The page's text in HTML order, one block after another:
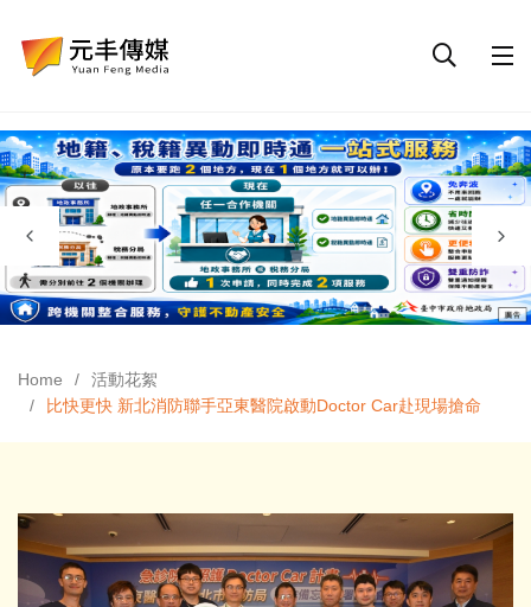
Home
活動花絮
比快更快 新北消防聯手亞東醫院啟動Doctor Car赴現場搶命